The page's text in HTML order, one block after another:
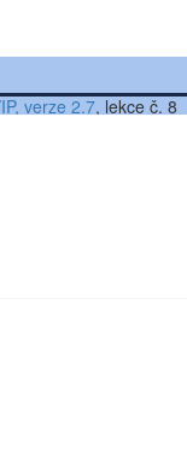
verze 2.7, lekce č. 8